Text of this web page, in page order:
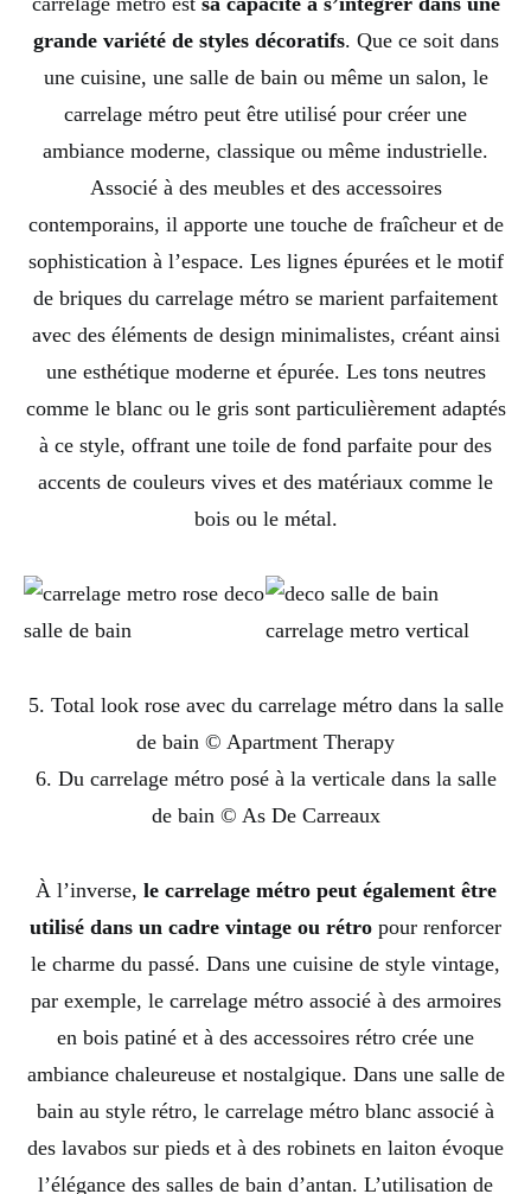
grande variété de styles décoratifs. Que ce soit dans
une cuisine, une salle de bain ou même un salon, le
carrelage métro peut être utilisé pour créer une
ambiance moderne, classique ou même industrielle.
Associé à des meubles et des accessoires
contemporains, il apporte une touche de fraîcheur et de
sophistication à l’espace. Les lignes épurées et le motif
de briques du carrelage métro se marient parfaitement
avec des éléments de design minimalistes, créant ainsi
une esthétique moderne et épurée. Les tons neutres
comme le blanc ou le gris sont particulièrement adaptés
à ce style, offrant une toile de fond parfaite pour des
accents de couleurs vives et des matériaux comme le
bois ou le métal.
5. Total look rose avec du carrelage métro dans la salle
de bain © Apartment Therapy
6. Du carrelage métro posé à la verticale dans la salle
de bain © As De Carreaux
À l’inverse, le carrelage métro peut également être
utilisé dans un cadre vintage ou rétro pour renforcer
le charme du passé. Dans une cuisine de style vintage,
par exemple, le carrelage métro associé à des armoires
en bois patiné et à des accessoires rétro crée une
ambiance chaleureuse et nostalgique. Dans une salle de
bain au style rétro, le carrelage métro blanc associé à
des lavabos sur pieds et à des robinets en laiton évoque
l’élégance des salles de bain d’antan. L’utilisation de